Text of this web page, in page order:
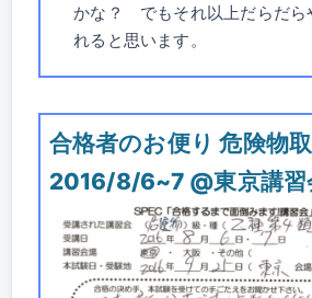
かな？ でもそれ以上だらだら
れると思います。
合格者のお便り 危険物
2016/8/6~7 @東京講